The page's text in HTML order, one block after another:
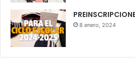
8 enero, 2024